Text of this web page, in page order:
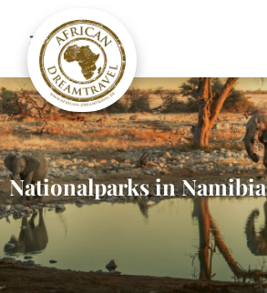
Nationalparks in Namibia